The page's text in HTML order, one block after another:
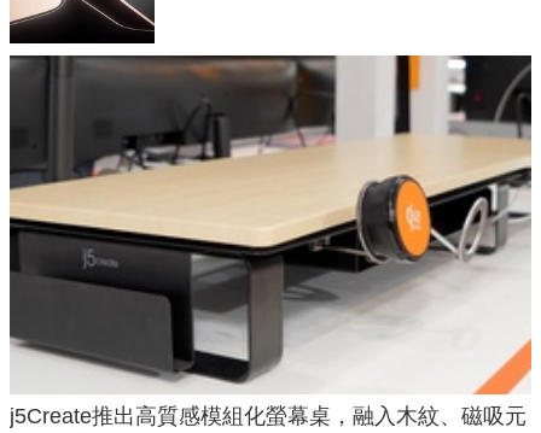
j5Create推出高質感模組化螢幕桌，融入木紋、磁吸元